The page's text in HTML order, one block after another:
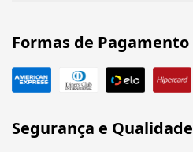
Formas de Pagamento
Segurança e Qualidade